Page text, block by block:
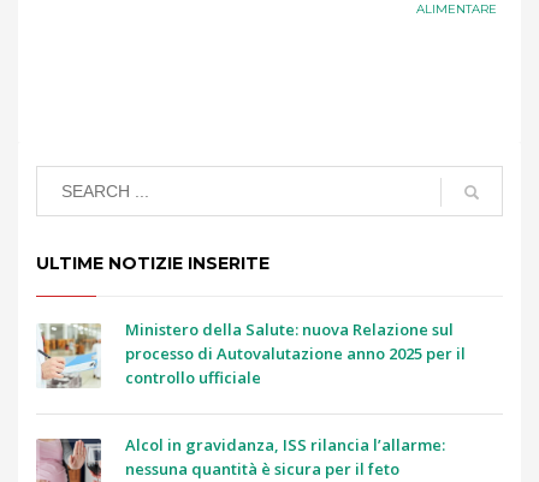
ALIMENTARE
ULTIME NOTIZIE INSERITE
Ministero della Salute: nuova Relazione sul
processo di Autovalutazione anno 2025 per il
controllo ufficiale
Alcol in gravidanza, ISS rilancia l’allarme:
nessuna quantità è sicura per il feto